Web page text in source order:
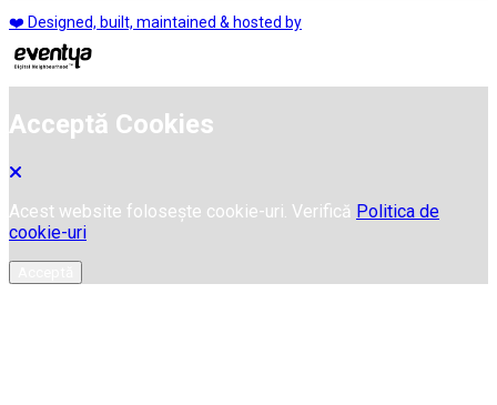
❤️ Designed, built, maintained & hosted by
Acceptă Cookies
Acest website folosește cookie-uri. Verifică Politica de
cookie-uri